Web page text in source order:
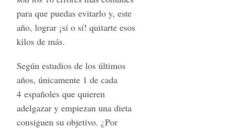
para que puedas evitarlo y, este
año, lograr ¡sí o sí! quitarte esos
kilos de más.
Según estudios de los últimos
años, únicamente 1 de cada
4 españoles que quieren
adelgazar y empiezan una dieta
consiguen su objetivo. ¿Por